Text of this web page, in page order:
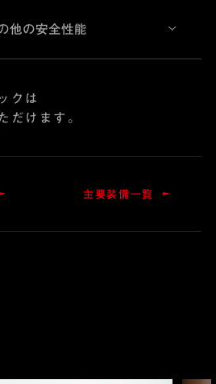
他の安全性能
クは
だけます。
主要装備一覧